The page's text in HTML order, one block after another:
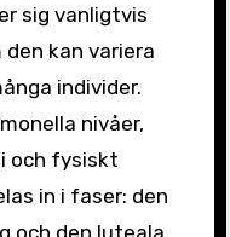
sig vanligtvis
den kan variera
individer.
nivåer,
och fysiskt
in i faser: den
och den luteala